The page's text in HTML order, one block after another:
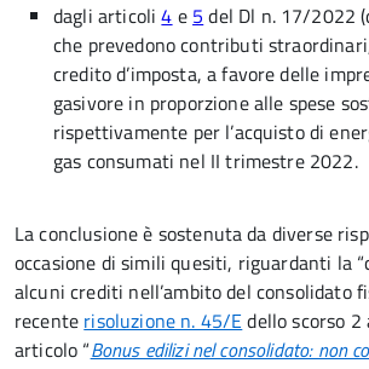
dagli articoli4 e 5 del Dl n. 17/2022
che prevedono contributi
credito d’imposta, a favore delle
gasivore in proporzione alle spese
rispettivamente per l’acquisto di
gas consumati nel II trimestre 2022.
La conclusione è sostenuta da diverse
occasione di simili quesiti, riguardanti la
alcuni crediti nell’ambito del consolidato
recente risoluzione n. 45/Edello scorso 2
articolo “Bonus edilizi nel consolidato: non